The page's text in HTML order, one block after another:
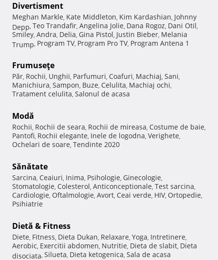
Divertisment
Meghan Markle, Kate Middleton, Kim Kardashian, Johnny
Depp, Teo Trandafir, Angelina Jolie, Dana Rogoz, Dani Otil,
Smiley, Andra, Delia, Gina Pistol, Justin Bieber, Melania
Trump, Program TV, Program Pro TV, Program Antena 1
Frumuseţe
Păr, Rochii, Unghii, Parfumuri, Coafuri, Machiaj, Sani,
Manichiura, Sampon, Buze, Celulita, Machiaj ochi,
Tratament celulita, Salonul de acasa
Modă
Rochii, Rochii de seara, Rochii de mireasa, Costume de baie,
Pantofi, Rochii elegante, Inele de logodna, Verighete,
Ochelari de soare, Tendinte 2020
Sănătate
Sarcina, Ceaiuri, Inima, Psihologie, Ginecologie,
Stomatologie, Colesterol, Anticonceptionale, Test sarcina,
Cardiologie, Oftalmologie, Avort, Ceai verde, HIV, Ortopedie,
Psihiatrie
Dietă & Fitness
Diete, Fitness, Dieta Dukan, Relaxare, Yoga, Intretinere,
Aerobic, Exercitii abdomen, Nutritie, Dieta de slabit, Dieta
disociata, Silueta, Dieta ketogenica, Sala de acasa